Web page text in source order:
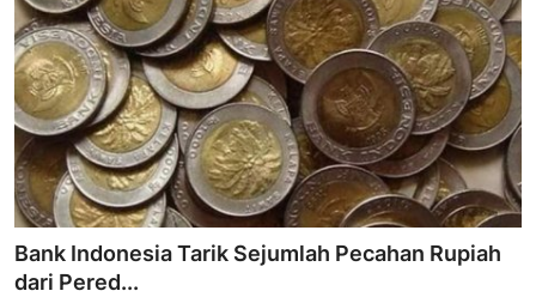
Bank Indonesia Tarik Sejumlah Pecahan Rupiah
dari Pered...